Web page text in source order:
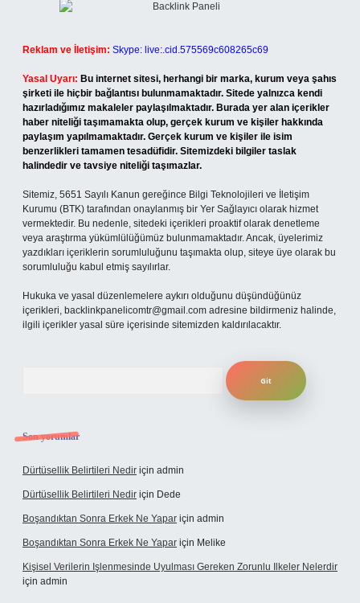
Reklam ve İletişim: Skype: live:.cid.575569c608265c69
Yasal Uyarı: Bu internet sitesi, herhangi bir marka, kurum veya şahıs
şirketi ile hiçbir bağlantısı bulunmamaktadır. Sitede yalnızca kendi
hazırladığımız makaleler paylaşılmaktadır. Burada yer alan içerikler
haber niteliği taşımamakta olup, gerçek kurum ve kişiler hakkında
paylaşım yapılmamaktadır. Gerçek kurum ve kişiler ile isim
benzerlikleri tamamen tesadüfidir. Sitemizdeki bilgiler taslak
halindedir ve tavsiye niteliği taşımazlar.
Sitemiz, 5651 Sayılı Kanun gereğince Bilgi Teknolojileri ve İletişim
Kurumu (BTK) tarafından onaylanmış bir Yer Sağlayıcı olarak hizmet
vermektedir. Bu nedenle, sitedeki içerikleri proaktif olarak denetleme
veya araştırma yükümlülüğümüz bulunmamaktadır. Ancak, üyelerimiz
yazdıkları içeriklerin sorumluluğunu taşımakta olup, siteye üye olarak bu
sorumluluğu kabul etmiş sayılırlar.
Hukuka ve yasal düzenlemelere aykırı olduğunu düşündüğünüz
içerikleri, backlinkpanelicomtr@gmail.com adresine bildirmeniz halinde,
ilgili içerikler yasal süre içerisinde sitemizden kaldırılacaktır.
Son yorumlar
Dürtüsellik Belirtileri Nedir için admin
Dürtüsellik Belirtileri Nedir için Dede
Boşandıktan Sonra Erkek Ne Yapar için admin
Boşandıktan Sonra Erkek Ne Yapar için Melike
Kişisel Verilerin Işlenmesinde Uyulması Gereken Zorunlu Ilkeler Nelerdir
için admin